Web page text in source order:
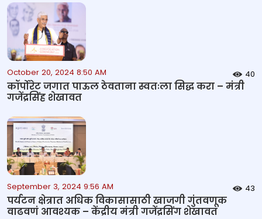
October 20, 2024 8:50 AM 40
कॉर्पोरेट जगात पाऊल ठेवताना स्वतःला सिद्ध करा – मंत्री
गजेंद्रसिंह शेखावत
September 3, 2024 9:56 AM 43
पर्यटन क्षेत्रात अधिक विकासासाठी खाजगी गुंतवणूक
वाढवणं आवश्यक – केंद्रीय मंत्री गजेंद्रसिंग शेखावत